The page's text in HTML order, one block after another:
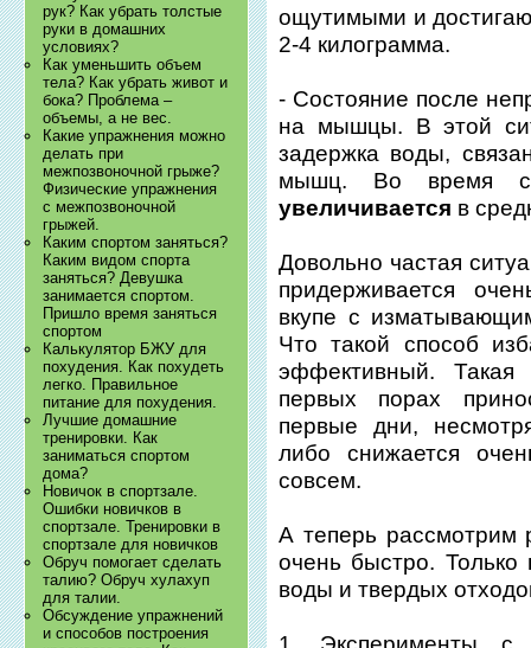
рук? Как убрать толстые
руки в домашних
условиях?
Как уменьшить объем
тела? Как убрать живот и
бока? Проблема –
объемы, а не вес.
Какие упражнения можно
делать при
межпозвоночной грыже?
Физические упражнения
с межпозвоночной
грыжей.
Каким спортом заняться?
Каким видом спорта
заняться? Девушка
занимается спортом.
Пришло время заняться
спортом
Калькулятор БЖУ для
похудения. Как похудеть
легко. Правильное
питание для похудения.
Лучшие домашние
тренировки. Как
заниматься спортом
дома?
Новичок в спортзале.
Ошибки новичков в
спортзале. Тренировки в
спортзале для новичков
Обруч помогает сделать
талию? Обруч хулахуп
для талии.
Обсуждение упражнений
и способов построения
ощутимыми и
2-4 килограмма.
- Состояние после
на мышцы. В этой
задержка воды,
мышц. Во время
увеличивается в
Довольно частая
придерживается
вкупе с
Что такой способ
эффективный.
первых порах
первые дни,
либо снижается
совсем.
А теперь рассмотрим
очень быстро.
воды и твердых